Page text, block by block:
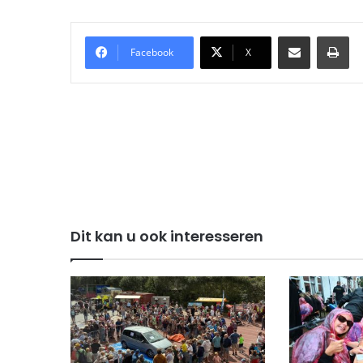
Facebook X
Delen via Email
Dit kan u ook interesseren